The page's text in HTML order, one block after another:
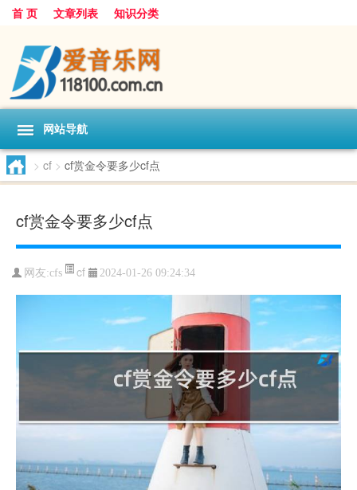
首 页 文章列表 知识分类
网站导航
> cf > cf赏金令要多少cf点
cf赏金令要多少cf点
网友:cfs cf 2024-01-26 09:24:34